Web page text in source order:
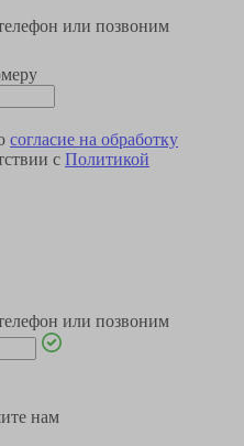
или позвоним
согласие на обработку
с Политикой
или позвоним
нам